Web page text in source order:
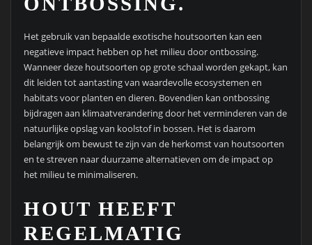
Het gebruik van bepaalde exotische houtsoorten kan een
negatieve impact hebben op het milieu door ontbossing.
Wanneer deze houtsoorten op grote schaal worden gekapt, kan
dit leiden tot aantasting van waardevolle ecosystemen en
habitats voor planten en dieren. Bovendien kan ontbossing
bijdragen aan klimaatverandering door het verminderen van de
natuurlijke opslag van koolstof in bossen. Het is daarom
belangrijk om bewust te zijn van de herkomst van houtsoorten
en te streven naar duurzame alternatieven om de impact op
het milieu te minimaliseren.
HOUT HEEFT
REGELMATIG